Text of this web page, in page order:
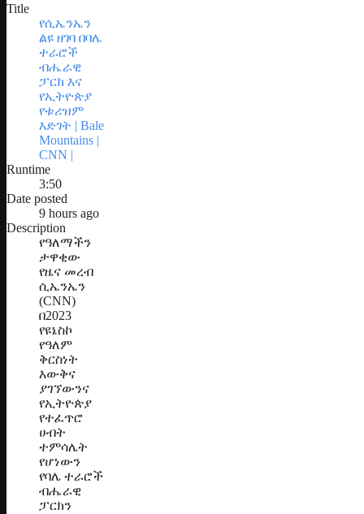
Title
የሲኤንኤን
ልዩ ዘገባ በባሌ
ተራሮች
ብሔራዊ
ፓርክ እና
የኢትዮጵያ
የቱሪዝም
እድገት | Bale
Mountains |
CNN |
Runtime
3:50
Date posted
9 hours ago
Description
የዓለማችን
ታዋቂው
የዜና መረብ
ሲኤንኤን
(CNN)
በ2023
የዩኔስኮ
የዓለም
ቅርስነት
እውቅና
ያገኘውንና
የኢትዮጵያ
የተፈጥሮ
ሀብት
ተምሳሌት
የሆነውን
የባሌ ተራሮች
ብሔራዊ
ፓርክን